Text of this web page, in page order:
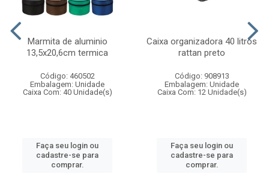
Marmita de aluminio
13,5x20,6cm termica
Código: 460502
Embalagem: Unidade
Caixa Com: 40 Unidade(s)
Faça seu login ou
cadastre-se para
comprar.
Caixa organizadora 40 litros
rattan preto
Código: 908913
Embalagem: Unidade
Caixa Com: 12 Unidade(s)
Faça seu login ou
cadastre-se para
comprar.